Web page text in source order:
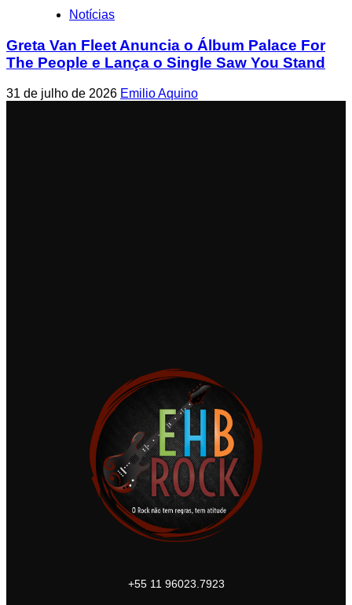
Notícias
Greta Van Fleet Anuncia o Álbum Palace For
The People e Lança o Single Saw You Stand
31 de julho de 2026 Emilio Aquino
+55 11 96023.7923